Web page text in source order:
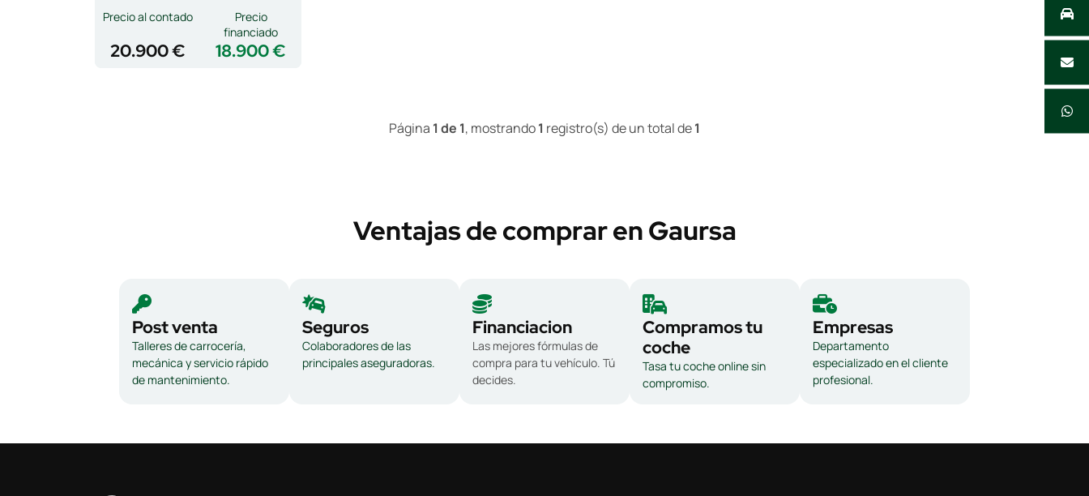
Precio al contado
20.900 € 18.900 €
Precio
financiado
Página 1 de 1, mostrando1 registro(s) de un total de1
Ventajas de comprar en Gaursa
Post venta
Talleres de carrocería,
mecánica y servicio rápido
de mantenimiento.
Seguros
Colaboradores de las
principales aseguradoras.
Financiacion
Las mejores fórmulas de
compra para tu vehículo. Tú
decides.
Compramos tu
coche
Tasa tu coche online sin
compromiso.
Empresas
Departamento
especializado en el cliente
profesional.